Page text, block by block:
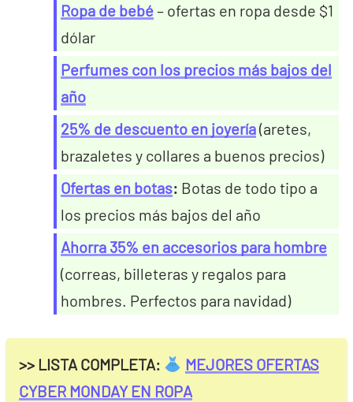
Ropa de bebé– ofertas en ropa desde $1
dólar
Perfumes con los precios más bajos del
año
25% de descuento en joyería(aretes,
brazaletes y collares a buenos precios)
Ofertas en botas: Botas de todo tipo a
los precios más bajos del año
Ahorra 35% en accesorios para hombre
(correas, billeteras y regalos para
hombres. Perfectos para navidad)
>> LISTA COMPLETA:
MEJORES OFERTAS
CYBER MONDAY EN ROPA